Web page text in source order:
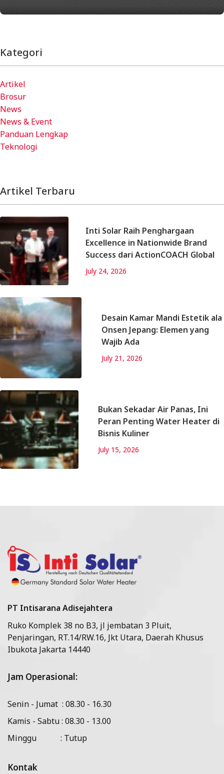
Kategori
Artikel
Brosur
News
News & Event
Panduan Lengkap
Teknologi
Artikel Terbaru
Inti Solar Raih Penghargaan
Excellence in Nationwide Brand
Success dari ActionCOACH Global
July 24, 2026
Desain Kamar Mandi Estetik ala
Onsen Jepang: Elemen yang
Wajib Ada
July 21, 2026
Bukan Sekadar Air Panas, Ini
Peran Penting Water Heater di
Bisnis Kuliner
July 15, 2026
PT Intisarana Adisejahtera
Ruko Komplek 38 no B3, jl jembatan 3 Pluit,
Penjaringan, RT.14/RW.16, Jkt Utara, Daerah Khusus
Ibukota Jakarta 14440
Jam Operasional:
Senin - Jumat : 08.30 - 16.30
Kamis - Sabtu : 08.30 - 13.00
Minggu : Tutup
Kontak